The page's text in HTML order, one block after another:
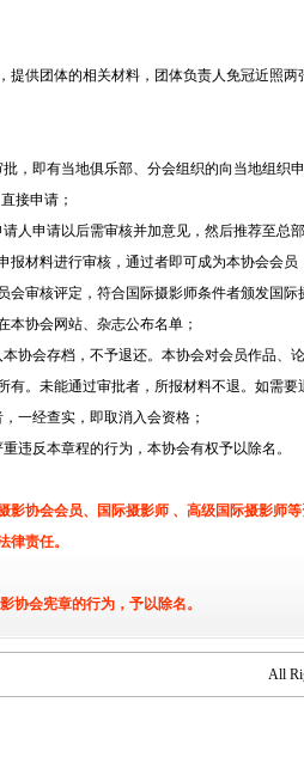
提供团体的相关材料，团体负责人免冠近照两
批，即有当地俱乐部、分会组织的向当地组织
接申请；
请人申请以后需审核并加意见，然后推荐至总
报材料进行审核，通过者即可成为本协会会
会审核评定，符合国际摄影师条件者颁发国
本协会网站、杂志公布名单；
本协会存档，不予退还。本协会对会员作品、
有。未能通过审批者，所报材料不退。如需
一经查实，即取消入会资格；
违反本章程的行为，本协会有权予以除名。
影协会会员、国际摄影师 、高级国际摄影师
律责任。
协会宪章的行为，予以除名。
All